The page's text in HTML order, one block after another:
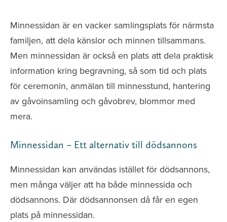
Minnessidan är en vacker samlingsplats för närmsta
familjen, att dela känslor och minnen tillsammans.
Men minnessidan är också en plats att dela praktisk
information kring begravning, så som tid och plats
för ceremonin, anmälan till minnesstund, hantering
av gåvoinsamling och gåvobrev, blommor med
mera.
Minnessidan – Ett alternativ till dödsannons
Minnessidan kan användas istället för dödsannons,
men många väljer att ha både minnessida och
dödsannons. Där dödsannonsen då får en egen
plats på minnessidan.